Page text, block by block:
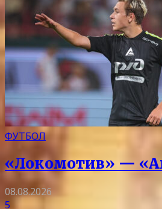
ФУТБОЛ
«Локомотив» —
08.08.2026
5